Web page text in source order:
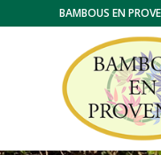
BAMBOUS EN